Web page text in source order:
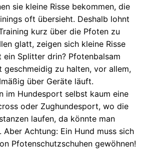
sie kleine Risse bekommen, die
oft übersieht. Deshalb lohnt
kurz über die Pfoten zu
glatt, zeigen sich kleine Risse
Splitter drin? Pfotenbalsam
geschmeidig zu halten, vor allem,
über Geräte läuft.
im Hundesport selbst kaum eine
oder Zughundesport, wo die
laufen, da könnte man
Aber Achtung: Ein Hund muss sich
Pfotenschutzschuhen gewöhnen!